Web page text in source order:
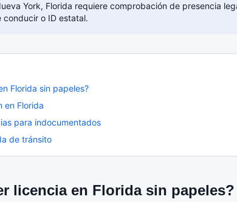
York, Florida requiere comprobación de presencia
o ID estatal.
Florida sin papeles?
en Florida
para indocumentados
de tránsito
licencia en Florida sin papeles?